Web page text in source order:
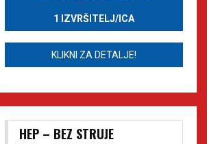
1 IZVRŠITELJ/ICA
KLIKNI ZA DETALJE!
HEP – BEZ STRUJE